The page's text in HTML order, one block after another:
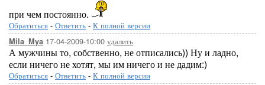
при чем постоянно.
Обратиться - Ответить - К полной версии
Mila_Mya 17-04-2009-10:00 удалить
А мужчины то, собственно, не отписались)) Ну и ладно,
если ничего не хотят, мы им ничего и не дадим:)
Обратиться - Ответить - К полной версии